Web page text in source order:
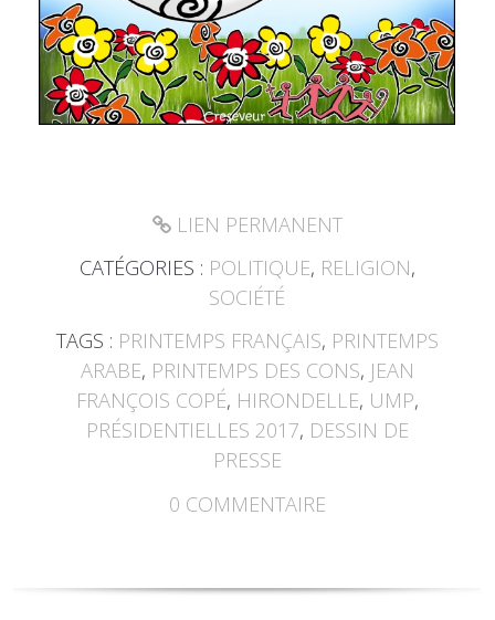
LIEN PERMANENT
CATÉGORIES : POLITIQUE, RELIGION,
SOCIÉTÉ
TAGS : PRINTEMPS FRANÇAIS, PRINTEMPS
ARABE, PRINTEMPS DES CONS, JEAN
FRANÇOIS COPÉ, HIRONDELLE, UMP,
PRÉSIDENTIELLES 2017, DESSIN DE
PRESSE
0 COMMENTAIRE